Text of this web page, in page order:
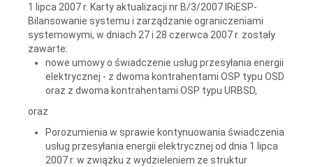
1 lipca 2007 r. Karty aktualizacji nr B/3/2007 IRiESP-
Bilansowanie systemu i zarządzanie ograniczeniami
systemowymi, w dniach 27 i 28 czerwca 2007 r. zostały
zawarte:
nowe umowy o świadczenie usług przesyłania energii
elektrycznej - z dwoma kontrahentami OSP typu OSD
oraz z dwoma kontrahentami OSP typu URBSD,
oraz
Porozumienia w sprawie kontynuowania świadczenia
usług przesyłania energii elektrycznej od dnia 1 lipca
2007 r. w związku z wydzieleniem ze struktur